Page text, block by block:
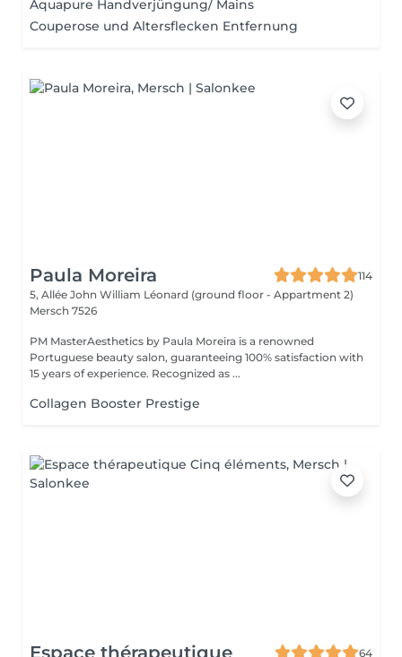
Aquapure Handverjüngung/ Mains
Couperose und Altersflecken Entfernung
Paula Moreira
114
5, Allée John William Léonard (ground floor - Appartment 2)
Mersch 7526
PM MasterAesthetics by Paula Moreira is a renowned
Portuguese beauty salon, guaranteeing 100% satisfaction with
15 years of experience. Recognized as ...
Collagen Booster Prestige
Espace thérapeutique
64